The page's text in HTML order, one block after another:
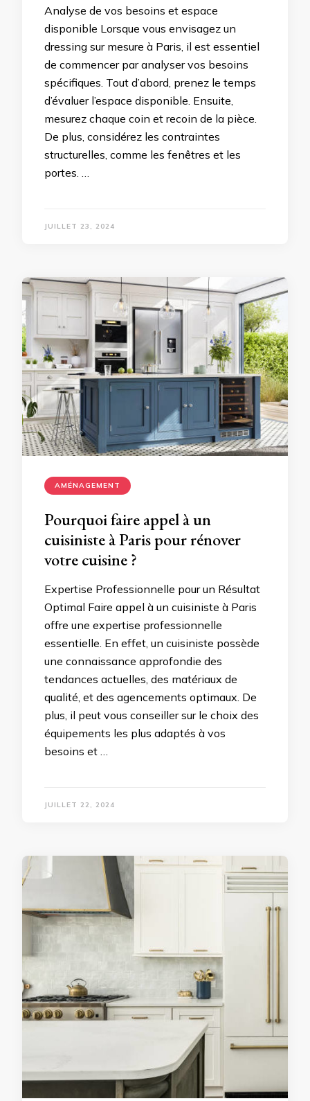
Analyse de vos besoins et espace
disponible Lorsque vous envisagez un
dressing sur mesure à Paris, il est essentiel
de commencer par analyser vos besoins
spécifiques. Tout d’abord, prenez le temps
d’évaluer l’espace disponible. Ensuite,
mesurez chaque coin et recoin de la pièce.
De plus, considérez les contraintes
structurelles, comme les fenêtres et les
portes. …
JUILLET 23, 2024
AMÉNAGEMENT
Pourquoi faire appel à un
cuisiniste à Paris pour rénover
votre cuisine ?
Expertise Professionnelle pour un Résultat
Optimal Faire appel à un cuisiniste à Paris
offre une expertise professionnelle
essentielle. En effet, un cuisiniste possède
une connaissance approfondie des
tendances actuelles, des matériaux de
qualité, et des agencements optimaux. De
plus, il peut vous conseiller sur le choix des
équipements les plus adaptés à vos
besoins et …
JUILLET 22, 2024